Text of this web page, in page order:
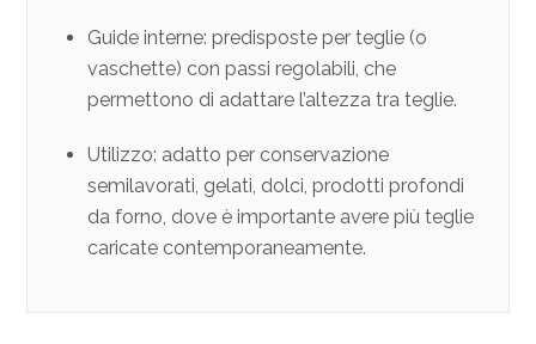
Guide interne: predisposte per teglie (o
vaschette) con passi regolabili, che
permettono di adattare l’altezza tra teglie.
Utilizzo: adatto per conservazione
semilavorati, gelati, dolci, prodotti profondi
da forno, dove è importante avere più teglie
caricate contemporaneamente.